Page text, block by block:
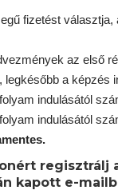
fizetést választja,
az első
legkésőbb a képzés
indulásától
indulásától
regisztrálj
kapott e-